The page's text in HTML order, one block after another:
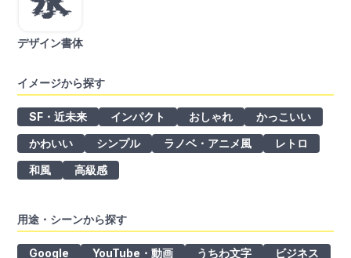
デザイン書体
イメージから探す
SF・近未来 インパクト おしゃれ
かっこいい
かわいい
シンプル ラノベ・アニメ風
レトロ
和風
高級感
用途・シーンから探す
Google YouTube・動画 うちわ文字
ビジネス